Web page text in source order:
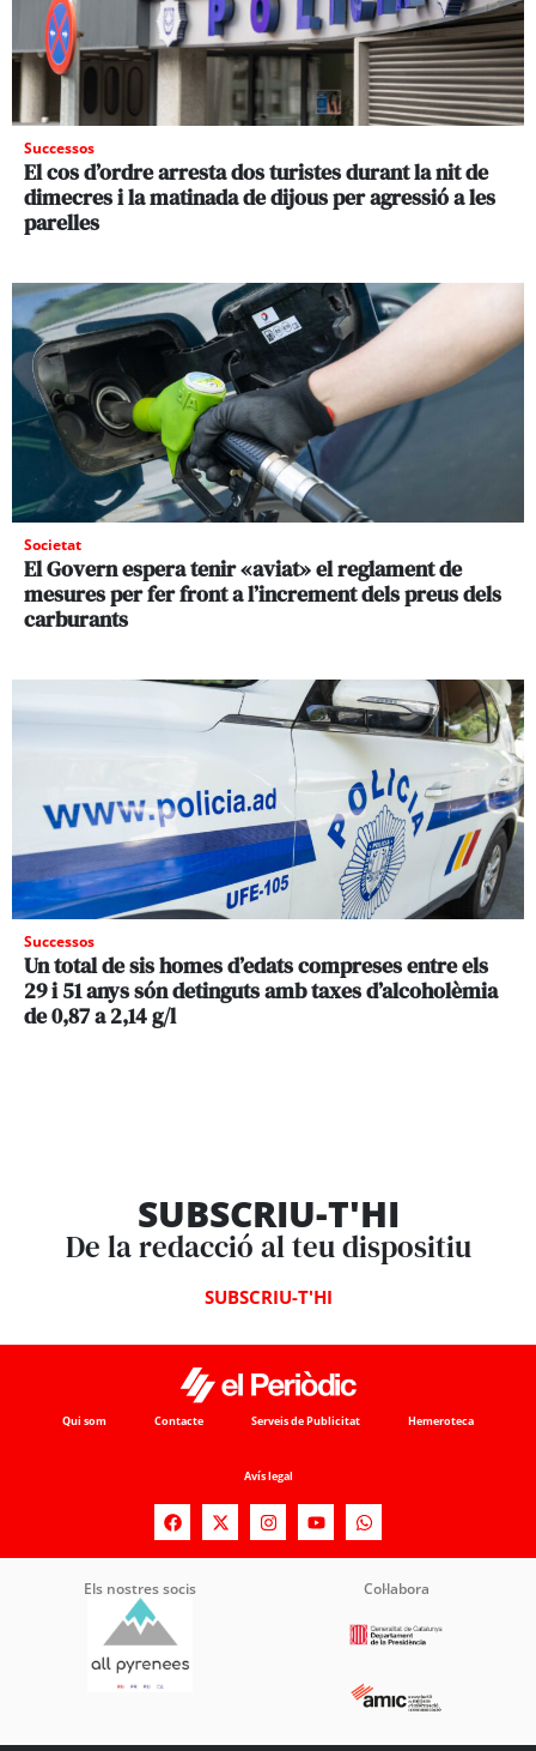
Successos
El cos d’ordre arresta dos turistes durant la nit de
dimecres i la matinada de dijous per agressió a les
parelles
Societat
El Govern espera tenir «aviat» el reglament de
mesures per fer front a l’increment dels preus dels
carburants
Successos
Un total de sis homes d’edats compreses entre els
29 i 51 anys són detinguts amb taxes d’alcoholèmia
de 0,87 a 2,14 g/l
SUBSCRIU-T'HI
De la redacció al teu dispositiu
SUBSCRIU-T'HI
Qui som Contacte Serveis de Publicitat Hemeroteca
Avís legal
Els nostres socis Col·labora